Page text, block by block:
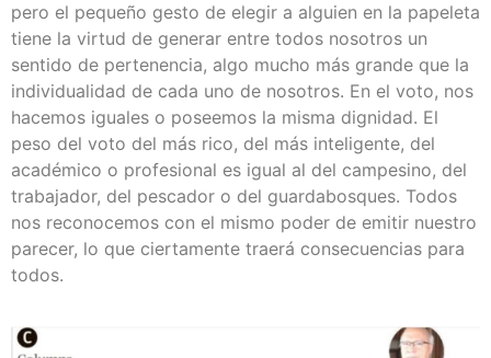
pero el pequeño gesto de elegir a alguien en la papeleta
tiene la virtud de generar entre todos nosotros un
sentido de pertenencia, algo mucho más grande que la
individualidad de cada uno de nosotros. En el voto, nos
hacemos iguales o poseemos la misma dignidad. El
peso del voto del más rico, del más inteligente, del
académico o profesional es igual al del campesino, del
trabajador, del pescador o del guardabosques. Todos
nos reconocemos con el mismo poder de emitir nuestro
parecer, lo que ciertamente traerá consecuencias para
todos.